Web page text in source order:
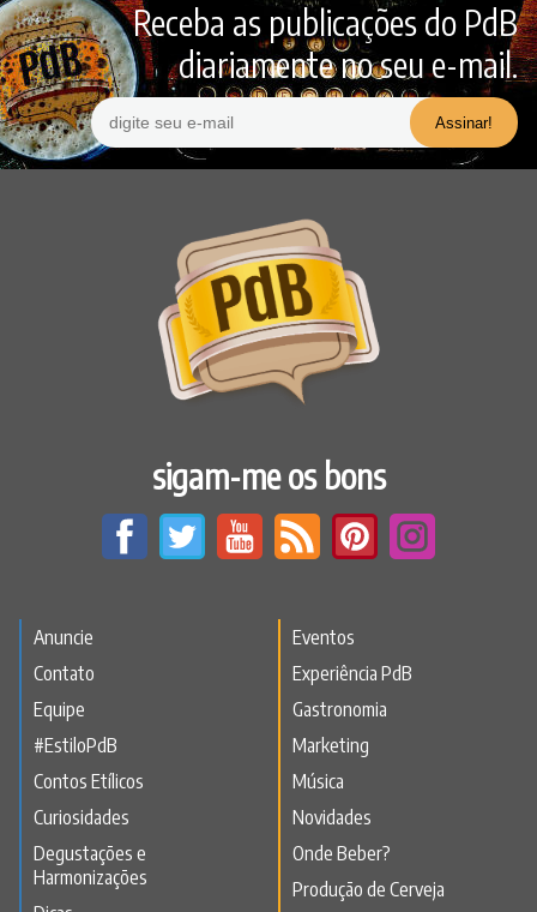
Receba as publicações do PdB
diariamente no seu e-mail.
sigam-me os bons
Anuncie
Contato
Equipe
#EstiloPdB
Contos Etílicos
Curiosidades
Degustações e
Harmonizações
Eventos
Experiência PdB
Gastronomia
Marketing
Música
Novidades
Onde Beber?
Produção de Cerveja